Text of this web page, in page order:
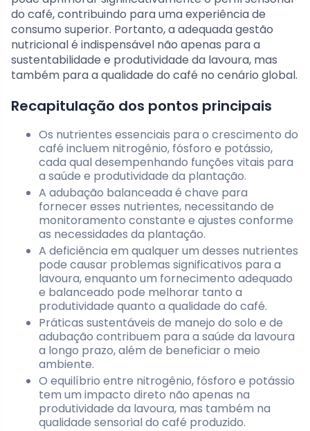
do café, contribuindo para uma experiência de
consumo superior. Portanto, a adequada gestão
nutricional é indispensável não apenas para a
sustentabilidade e produtividade da lavoura, mas
também para a qualidade do café no cenário global.
Recapitulação dos pontos principais
Os nutrientes essenciais para o crescimento do
café incluem nitrogênio, fósforo e potássio,
cada qual desempenhando funções vitais para
a saúde e produtividade da plantação.
A adubação balanceada é chave para
fornecer esses nutrientes, necessitando de
monitoramento constante e ajustes conforme
as necessidades da plantação.
A deficiência em qualquer um desses nutrientes
pode causar problemas significativos para a
lavoura, enquanto um fornecimento adequado
e balanceado pode melhorar tanto a
produtividade quanto a qualidade do café.
Práticas sustentáveis de manejo do solo e de
adubação contribuem para a saúde da lavoura
a longo prazo, além de beneficiar o meio
ambiente.
O equilíbrio entre nitrogênio, fósforo e potássio
tem um impacto direto não apenas na
produtividade da lavoura, mas também na
qualidade sensorial do café produzido.